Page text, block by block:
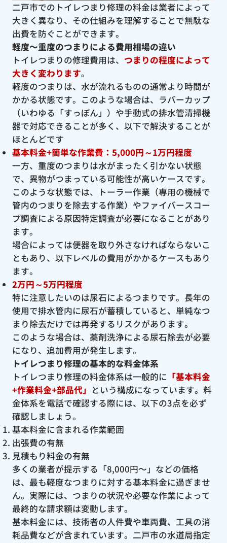
二戸市でのトイレつまり修理の料金は業者によって
大きく異なり、その仕組みを理解することで無駄な
出費を防ぐことができます。
軽度〜重度のつまりによる費用相場の違い
トイレつまりの修理費用は、 つまりの程度によって
大きく変わります。
軽度のつまりは、水が流れるものの通常より時間が
かかる状態です。このような場合は、ラバーカップ
（いわゆる「すっぽん」）や手動式の排水管清掃機
器で対応できることが多く、以下で解決することが
ほとんどです
基本料金+簡単な作業費：5,000円～1万円程度
一方、重度のつまりは水がまったく引かない状態
で、異物がつまっている可能性が高いケースです。
このような状態では、トーラー作業（専用の機械で
管内のつまりを除去する作業）やファイバースコー
プ調査による原因特定調査が必要になることがあり
ます。
場合によっては便器を取り外さなければならないこ
ともあり、以下レベルの費用がかかるケースもあり
ます。
2万円～5万円程度
特に注意したいのは尿石によるつまりです。長年の
使用で排水管内に尿石が蓄積していると、単純なつ
まり除去だけでは再発するリスクがあります。
このような場合は、薬剤洗浄による尿石除去が必要
になり、追加費用が発生します。
トイレつまり修理の基本的な料金体系
トイレつまり修理の料金体系は一般的に 「基本料金
+作業料金+部品代」 という構成になっています。料
金体系を電話で確認する際には、以下の3点を必ず
確認しましょう。
基本料金に含まれる作業範囲
出張費の有無
見積もり料金の有無
多くの業者が提示する「8,000円〜」などの価格
は、最も軽度なつまりに対する基本料金に過ぎませ
ん。実際には、つまりの状況や必要な作業によって
最終的な請求額は変動します。
基本料金には、技術者の人件費や車両費、工具の消
耗品費などが含まれています。二戸市の水道局指定